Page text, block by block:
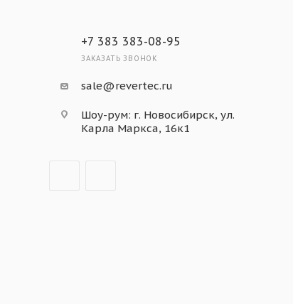
+7 383 383-08-95
ЗАКАЗАТЬ ЗВОНОК
sale@revertec.ru
Шоу-рум: г. Новосибирск, ул.
Карла Маркса, 16к1